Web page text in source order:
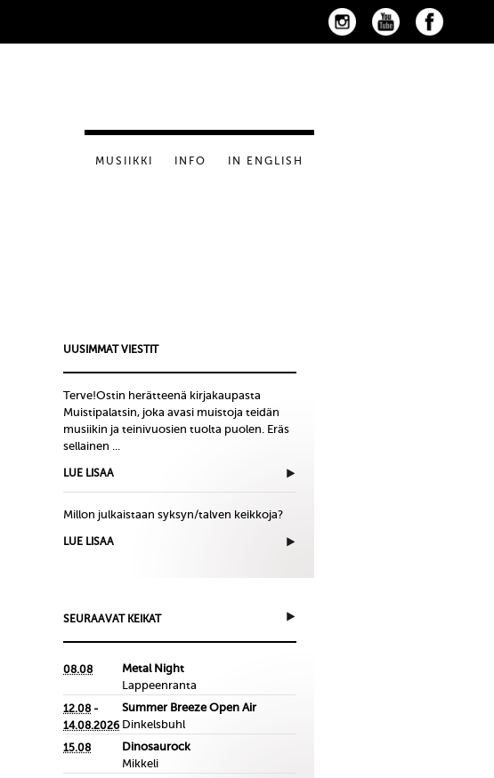
MUSIIKKI INFO IN ENGLISH
UUSIMMAT VIESTIT
Terve!Ostin herätteenä kirjakaupasta
Muistipalatsin, joka avasi muistoja teidän
musiikin ja teinivuosien tuolta puolen. Eräs
sellainen ...
LUE LISAA
Millon julkaistaan syksyn/talven keikkoja?
LUE LISAA
SEURAAVAT KEIKAT
08.08
Metal Night
Lappeenranta
12.08 -
14.08.2026
Summer Breeze Open Air
Dinkelsbuhl
15.08
Dinosaurock
Mikkeli